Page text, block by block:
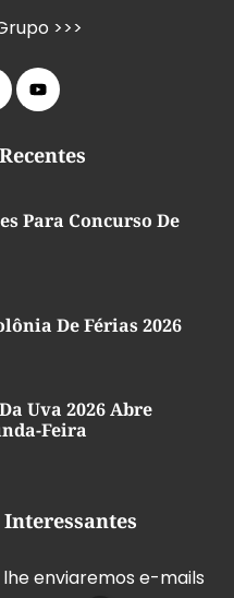
>>>
Para Concurso De
De Férias 2026
Uva 2026 Abre
Feira
enviaremos e-mails